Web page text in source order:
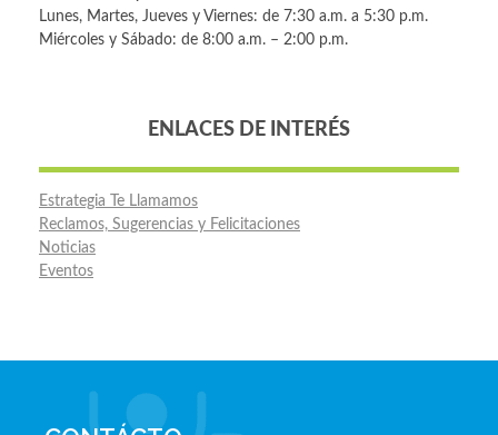
Lunes, Martes, Jueves y Viernes: de 7:30 a.m. a 5:30 p.m.
Miércoles y Sábado: de 8:00 a.m. – 2:00 p.m.
ENLACES DE INTERÉS
Estrategia Te Llamamos
Reclamos, Sugerencias y Felicitaciones
Noticias
Eventos